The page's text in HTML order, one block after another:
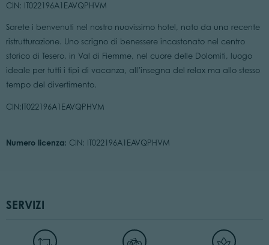
CIN: IT022196A1EAVQPHVM
Sarete i benvenuti nel nostro nuovissimo hotel, nato da una recente
ristrutturazione. Uno scrigno di benessere incastonato nel centro
storico di Tesero, in Val di Fiemme, nel cuore delle Dolomiti, luogo
ideale per tutti i tipi di vacanza, all’insegna del relax ma allo stesso
tempo del divertimento.
CIN:IT022196A1EAVQPHVM
Numero licenza: CIN: IT022196A1EAVQPHVM
SERVIZI